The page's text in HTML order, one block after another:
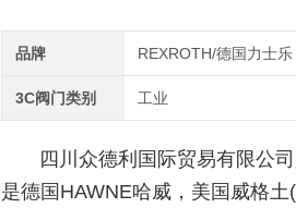
品牌 REXROTH/德国力士乐
3C阀门类别 工业
四川众德利国际贸易有限公司
是德国HAWNE哈威，美国威格